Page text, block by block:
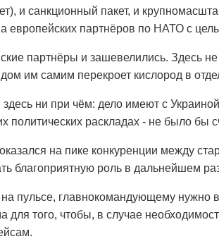
и санкционный пакет, и
европейских партнёров по НАТО с
партнёры и зашевелились. Здесь не
им самим перекроет кислород в
ни при чём: дело имеют с
политических раскладах - не было бы
на пике конкуренции между
благоприятную роль в дальнейшем
пульсе, главнокомандующему нужно
для того, чтобы, в случае